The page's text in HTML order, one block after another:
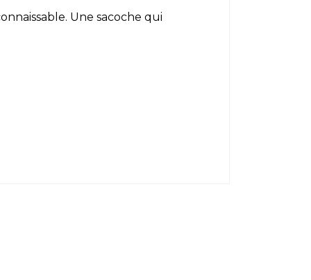
Une sacoche qui